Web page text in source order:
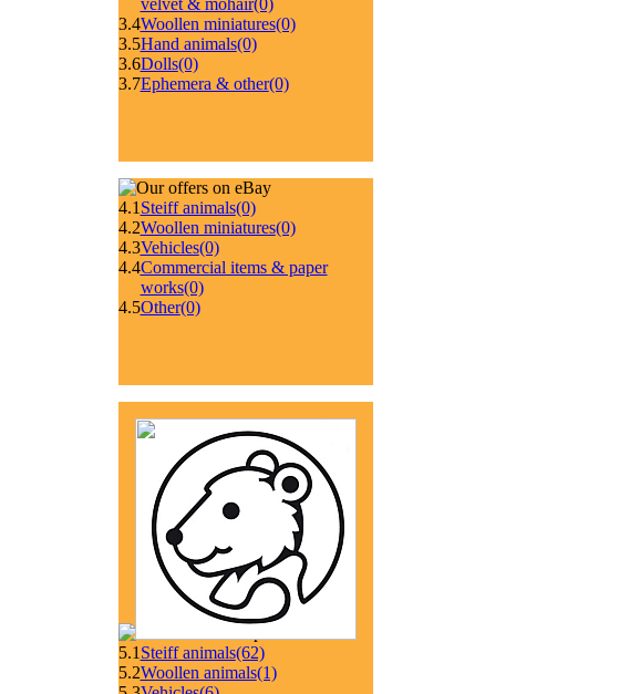
velvet & mohair(0)
3.4Woollen miniatures(0)
3.5Hand animals(0)
3.6Dolls(0)
3.7Ephemera & other(0)
4.1 Steiff animals(0)
4.2Woollen miniatures(0)
4.3Vehicles(0)
4.4Commercial items & paper
works(0)
4.5Other(0)
5.1 Steiff animals(62)
5.2Woollen animals(1)